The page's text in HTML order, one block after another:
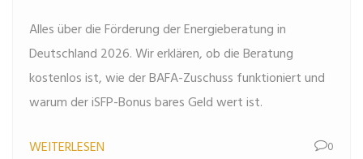
Alles über die Förderung der Energieberatung in
Deutschland 2026. Wir erklären, ob die Beratung
kostenlos ist, wie der BAFA-Zuschuss funktioniert und
warum der iSFP-Bonus bares Geld wert ist.
WEITERLESEN 0